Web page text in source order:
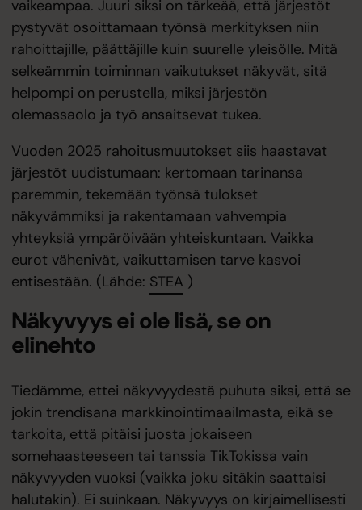
vaikeampaa. Juuri siksi on tärkeää, että järjestöt
pystyvät osoittamaan työnsä merkityksen niin
rahoittajille, päättäjille kuin suurelle yleisölle. Mitä
selkeämmin toiminnan vaikutukset näkyvät, sitä
helpompi on perustella, miksi järjestön
olemassaolo ja työ ansaitsevat tukea.
Vuoden 2025 rahoitusmuutokset siis haastavat
järjestöt uudistumaan: kertomaan tarinansa
paremmin, tekemään työnsä tulokset
näkyvämmiksi ja rakentamaan vahvempia
yhteyksiä ympäröivään yhteiskuntaan. Vaikka
eurot vähenivät, vaikuttamisen tarve kasvoi
entisestään. (Lähde: STEA )
Näkyvyys ei ole lisä, se on
elinehto
Tiedämme, ettei näkyvyydestä puhuta siksi, että se
jokin trendisana markkinointimaailmasta, eikä se
tarkoita, että pitäisi juosta jokaiseen
somehaasteeseen tai tanssia TikTokissa vain
näkyvyyden vuoksi (vaikka joku sitäkin saattaisi
halutakin). Ei suinkaan. Näkyvyys on kirjaimellisesti